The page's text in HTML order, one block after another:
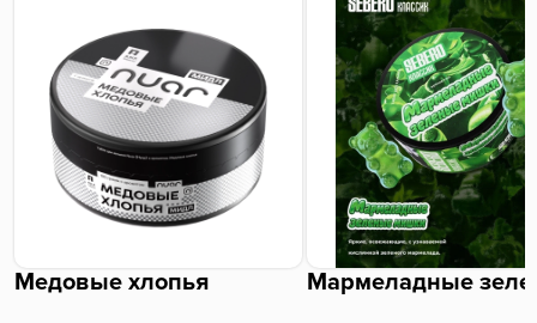
Медовые хлопья